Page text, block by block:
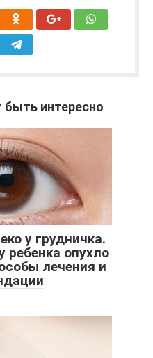
интересно
у грудничка.
ребенка опухло
лечения и